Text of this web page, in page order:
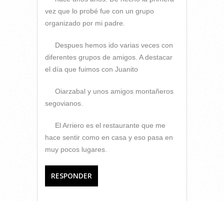
vez que lo probé fue con un grupo
organizado por mi padre.
Despues hemos ido varias veces con
diferentes grupos de amigos. A destacar
el día que fuimos con Juanito
Oiarzabal y unos amigos montañeros
segovianos.
El Arriero es el restaurante que me
hace sentir como en casa y eso pasa en
muy pocos lugares.
RESPONDER